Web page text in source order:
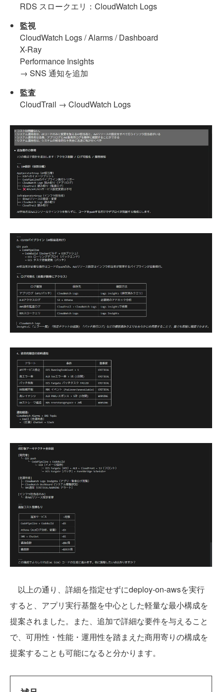
RDS スロークエリ：CloudWatch Logs
監視
CloudWatch Logs / Alarms / Dashboard
X-Ray
Performance Insights
→ SNS 通知を追加
監査
CloudTrail → CloudWatch Logs
以上の通り、詳細を指定せずにdeploy-on-awsを実行
すると、アプリ実行基盤を中心とした軽量な最小構成を
提案されました。また、追加で詳細な要件を与えること
で、可用性・性能・運用性を踏まえた商用寄りの構成を
提案することも可能になると分かります。